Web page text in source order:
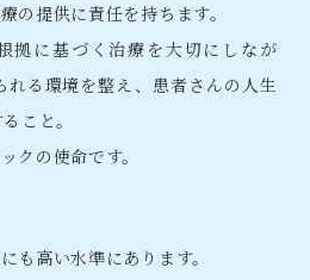
の提供に責任を持ちます。
拠に基づく治療を大切にしなが
こと。
クの使命です。
も高い水準にあります。